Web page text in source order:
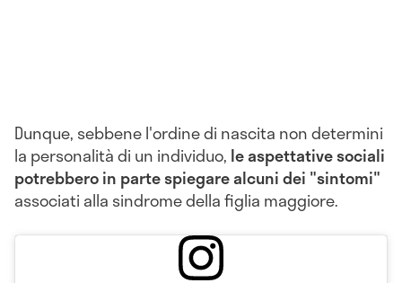
Dunque, sebbene l'ordine di nascita non determini
la personalità di un individuo, le aspettative sociali
potrebbero in parte spiegare alcuni dei "sintomi"
associati alla sindrome della figlia maggiore.